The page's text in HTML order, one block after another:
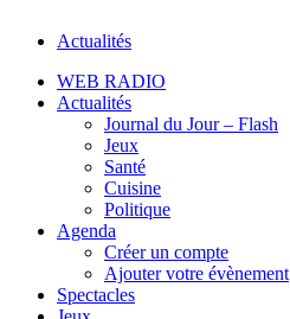
Actualités
WEB RADIO
Actualités
Journal du Jour – Flash
Jeux
Santé
Cuisine
Politique
Agenda
Créer un compte
Ajouter votre évènement
Spectacles